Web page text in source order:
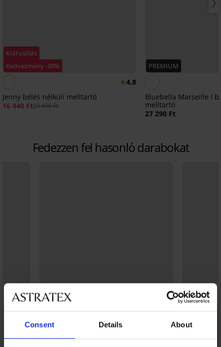
Consent Details About
Kiárusítás
Kedvezmény -30%
4,8
Jenny bélés nélküli melltartó
16 440 Ft23 490 Ft
PREMIUM
Bluebella Marseille I
melltartó
27 290 Ft
Fedezzen fel hasonló darabokat